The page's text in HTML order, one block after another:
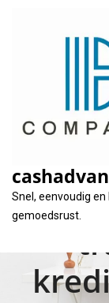
Snel, eenvoudig
gemoedsrust.